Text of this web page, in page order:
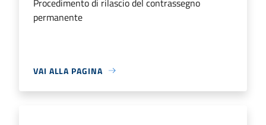
permanente
VAI ALLA PAGINA